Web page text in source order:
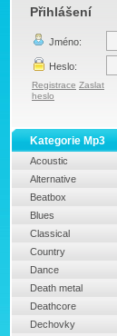
Přihlášení
Jméno:
Heslo:
Registrace Zaslat
heslo
Kategorie Mp3
Acoustic
Alternative
Beatbox
Blues
Classical
Country
Dance
Death metal
Deathcore
Dechovky